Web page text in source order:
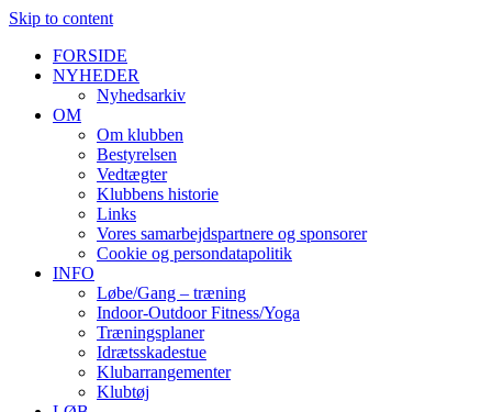
Skip to content
FORSIDE
NYHEDER
Nyhedsarkiv
OM
Om klubben
Bestyrelsen
Vedtægter
Klubbens historie
Links
Vores samarbejdspartnere og sponsorer
Cookie og persondatapolitik
INFO
Løbe/Gang – træning
Indoor-Outdoor Fitness/Yoga
Træningsplaner
Idrætsskadestue
Klubarrangementer
Klubtøj